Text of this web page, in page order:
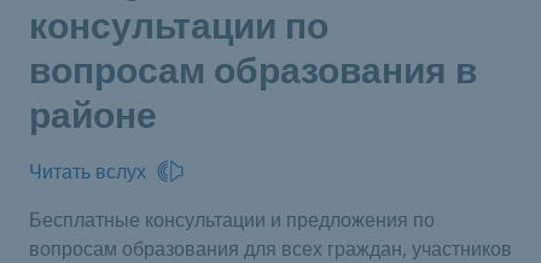
консультации по
вопросам образования в
районе
Читать вслух
Бесплатные консультации и предложения по
вопросам образования для всех граждан, участников